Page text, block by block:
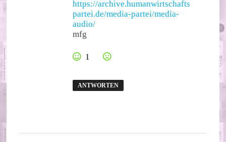
https://archive.humanwirtschafts
partei.de/media-partei/media-
audio/
mfg
1
ANTWORTEN